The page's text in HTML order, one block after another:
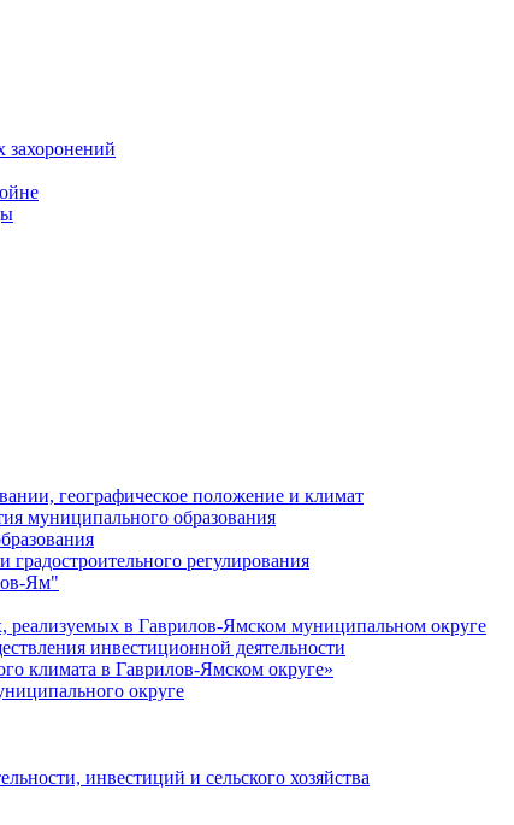
захоронений
географическое положение и климат
муниципального образования
регулирования
Ям"
в Гаврилов-Ямском муниципальном округе
инвестиционной деятельности
климата в Гаврилов-Ямском округе»
округе
инвестиций и сельского хозяйства